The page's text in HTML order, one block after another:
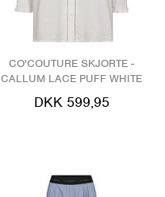
CO'COUTURE SKJORTE -
CALLUM LACE PUFF WHITE
DKK 599,95